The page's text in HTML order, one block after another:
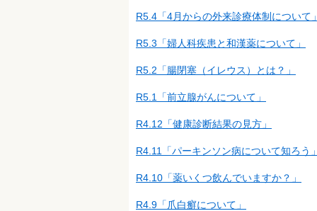
R5.4「4月からの外来診療体制について」
R5.3「婦人科疾患と和漢薬について」
R5.2「腸閉塞（イレウス）とは？」
R5.1「前立腺がんについて」
R4.12「健康診断結果の見方」
R4.11「パーキンソン病について知ろう」
R4.10「薬いくつ飲んでいますか？」
R4.9「爪白癬について」